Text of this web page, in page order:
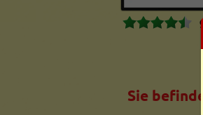
Sie